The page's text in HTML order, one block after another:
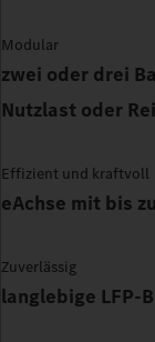
Modular
zwei oder drei
Nutzlast oder
Effizient und kraftvoll
eAchse mit bis
Zuverlässig
langlebige LFP-